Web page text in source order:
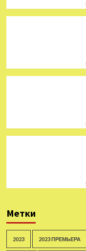
Метки
2023 2023 ПРЕМЬЕРА